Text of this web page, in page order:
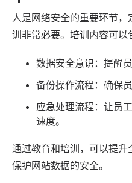
人是网络安全的重要环节
训非常必要。培训内容可以
数据安全意识：提醒
备份操作流程：确保
应急处理流程：让员
速度。
通过教育和培训，可以提
保护网站数据的安全。